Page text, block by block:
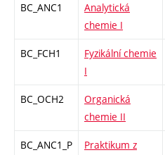
BC_ANC1
Analytická
chemie I
BC_FCH1
Fyzikální chemie
I
BC_OCH2
Organická
chemie II
BC_ANC1_P
Praktikum z